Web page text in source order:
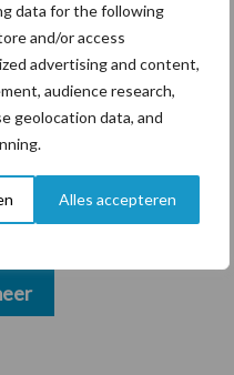
data for the following
and/or access
advertising and content,
audience research,
geolocation data, and
Alles accepteren
Fokkerij
Voerhekken